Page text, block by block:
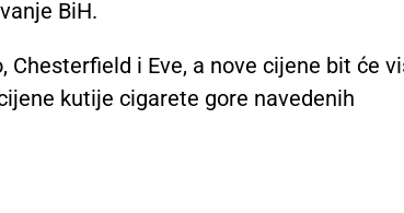
BiH.
i Eve, a nove cijene bit će
kutije cigarete gore navedenih